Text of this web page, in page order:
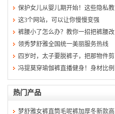
保护女儿从婴儿期开始！这些隐私教
这3个网站，可以让你慢慢变强
裤腰小了怎么办？教你一招把裤腰改
领秀梦舒雅全国统一美丽服务热线
四岁时，太子要脱裤子，把那物件剪
冯提莫穿瑜伽裤直播健身！身材比例
热门产品
梦舒雅女裤直筒毛呢裤加厚冬新款高